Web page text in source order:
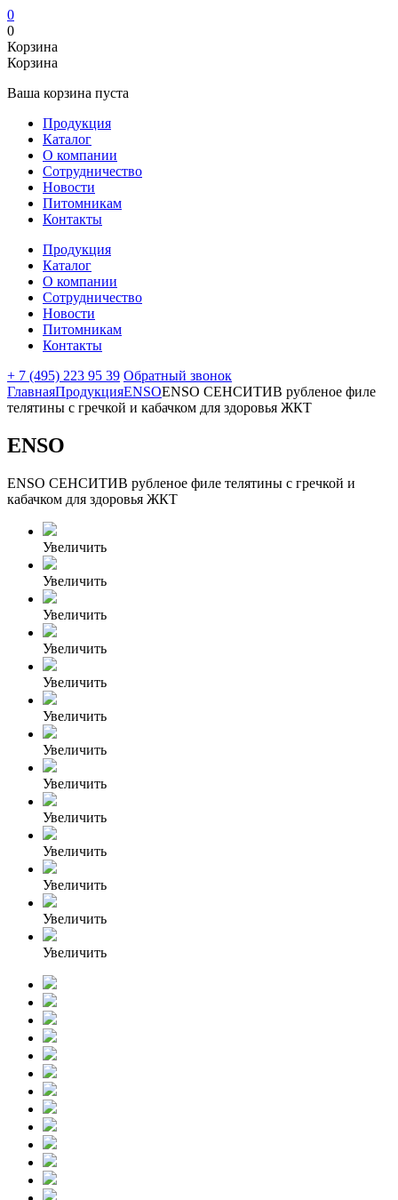
0
0
Корзина
Корзина
Ваша корзина пуста
Продукция
Каталог
О компании
Сотрудничество
Новости
Питомникам
Контакты
Продукция
Каталог
О компании
Сотрудничество
Новости
Питомникам
Контакты
+ 7 (495) 223 95 39 Обратный звонок
ГлавнаяПродукцияENSOENSO СЕНСИТИВ рубленое филе
телятины с гречкой и кабачком для здоровья ЖКТ
ENSO
ENSO СЕНСИТИВ рубленое филе телятины с гречкой и
кабачком для здоровья ЖКТ
Увеличить
Увеличить
Увеличить
Увеличить
Увеличить
Увеличить
Увеличить
Увеличить
Увеличить
Увеличить
Увеличить
Увеличить
Увеличить